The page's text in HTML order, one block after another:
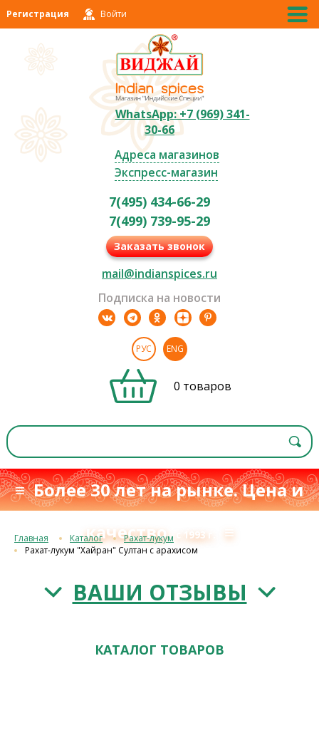
Регистрация Войти
WhatsApp: +7 (969) 341-
30-66
Адреса магазинов
Экспресс-магазин
7(495) 434-66-29
7(499) 739-95-29
Заказать звонок
mail@indianspices.ru
Подписка на новости
РУС ENG
0 товаров
≡ Более 30 лет на рынке. Цена и
качество
с 1993 г. ≡
Главная Каталог
Рахат-лукум
Рахат-лукум "Хайран" Султан с арахисом
ВАШИ ОТЗЫВЫ
КАТАЛОГ ТОВАРОВ